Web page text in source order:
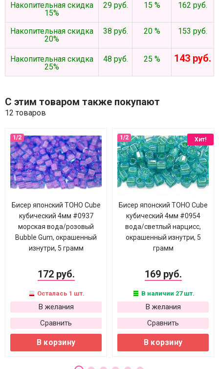
Накопительная скидка
15%
29 руб. 15 % 162 руб.
Накопительная скидка
20%
38 руб. 20 % 153 руб.
Накопительная скидка
25%
48 руб. 25 % 143 руб.
С этим товаром также покупают
12 товаров
Бисер японский TOHO Cube
кубический 4мм #0937
морская вода/розовый
Bubble Gum, окрашенный
изнутри, 5 грамм
172 руб.
Осталась 1 шт.
В желания
Сравнить
В корзину
Хит!
Бисер японский TOHO Cube
кубический 4мм #0954
вода/светлый нарцисс,
окрашенный изнутри, 5
грамм
169 руб.
В наличии 27 шт.
В желания
Сравнить
В корзину